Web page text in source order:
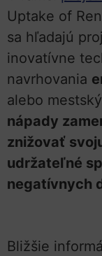
Uptake of
sa hľadajú
inovatívne
navrhovania
alebo
nápady
znižovať
udržateľné
negatívnych
Bližšie